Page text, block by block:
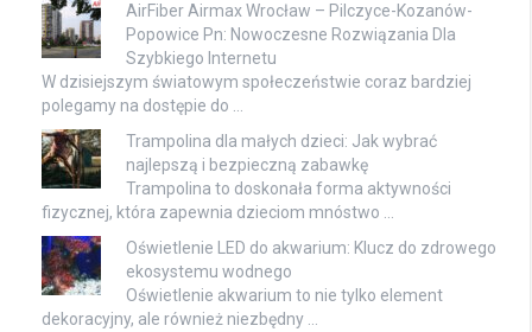
AirFiber Airmax Wrocław – Pilczyce-Kozanów-
Popowice Pn: Nowoczesne Rozwiązania Dla
Szybkiego Internetu
W dzisiejszym światowym społeczeństwie coraz bardziej
polegamy na dostępie do …
Trampolina dla małych dzieci: Jak wybrać
najlepszą i bezpieczną zabawkę
Trampolina to doskonała forma aktywności
fizycznej, która zapewnia dzieciom mnóstwo …
Oświetlenie LED do akwarium: Klucz do zdrowego
ekosystemu wodnego
Oświetlenie akwarium to nie tylko element
dekoracyjny, ale również niezbędny …